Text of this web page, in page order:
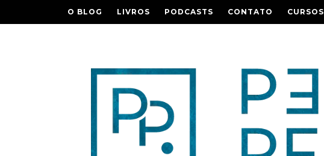
O BLOG LIVROS PODCASTS CONTATO CURSOS